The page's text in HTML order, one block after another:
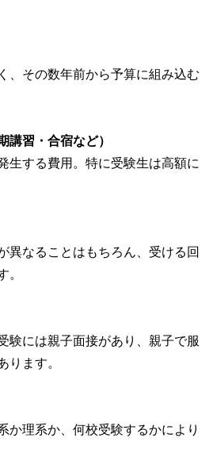
、その数年前から予算に組み込む
講習・合宿など）
生する費用。特に受験生は高額に
なることはもちろん、受ける回
。
験には親子面接があり、親子で服
ります。
理系か、何校受験するかにより